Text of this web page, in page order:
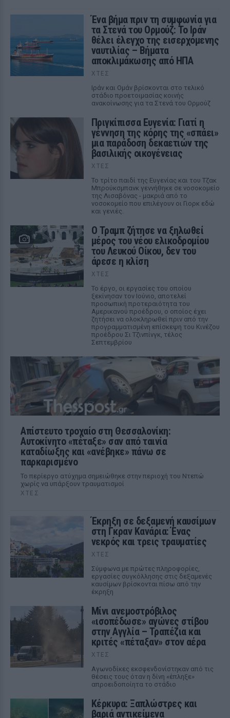
Ένα βήμα πριν τη συμφωνία για
τα Στενά του Ορμούζ: Το Ιράν
θέλει έλεγχο της εισερχόμενης
ναυτιλίας – Βήματα
αποκλιμάκωσης από ΗΠΑ
ΧΤΕΣ
Ιράν και Ομάν βρίσκονται στο τελικό
στάδιο προετοιμασίας κοινής
ανακοίνωσης για τα Στενά του Ορμούζ
Πριγκίπισσα Ευγενία: Γιατί η
γέννηση της κόρης της «σπάει»
μια παράδοση δεκαετιών της
βασιλικής οικογένειας
ΧΤΕΣ
Το τρίτο παιδί της Ευγενίας και του Τζακ
Μπρούκσμπανκ γεννήθηκε σε νοσοκομείο
της Λισαβόνας - μακριά από το
νοσοκομείο που επιλέγουν οι Γιορκ εδώ
και γενιές.
Ο Τραμπ ζήτησε να ξηλωθεί
μέρος του νέου ελικοδρομίου
του Λευκού Οίκου, δεν του
άρεσε η κλίση
ΧΤΕΣ
Το έργο, οι εργασίες του οποίου
ξεκίνησαν τον Ιούνιο, αποτελεί
προσωπική προτεραιότητα του
Αμερικανού προέδρου, ο οποίος έχει
ζητήσει να ολοκληρωθεί πριν από την
προγραμματισμένη επίσκεψη του Κινέζου
προέδρου Σι Τζινπίνγκ, τέλος
Σεπτεμβρίου
Απίστευτο τροχαίο στη Θεσσαλονίκη:
Αυτοκίνητο «πέταξε» σαν από ταινία
καταδίωξης και «ανέβηκε» πάνω σε
παρκαρισμένο
Το περίεργο ατύχημα σημειώθηκε στην περιοχή του Ντεπώ
χωρίς να υπάρξουν τραυματισμοί
ΧΤΕΣ
Έκρηξη σε δεξαμενή καυσίμων
στη Γκραν Κανάρια: Ένας
νεκρός και τρεις τραυματίες
ΧΤΕΣ
Σύμφωνα με πρώτες πληροφορίες,
εργασίες συγκόλλησης στις δεξαμενές
καυσίμων βρίσκονται πίσω από την
έκρηξη
Μίνι ανεμοστρόβιλος
«ισοπέδωσε» αγώνες στίβου
στην Αγγλία – Τραπέζια και
κριτές «πέταξαν» στον αέρα
ΧΤΕΣ
Αγωνοδίκες εκσφενδονίστηκαν από τις
θέσεις τους όταν η δίνη «έπληξε»
απροειδοποίητα το στάδιο
Κέρκυρα: Ξαπλώστρες και
βαριά αντικείμενα